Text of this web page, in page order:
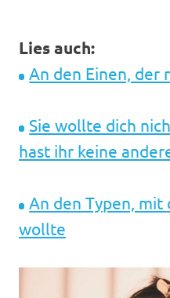
Lies auch:
An den Einen, der
Sie wollte dich
hast ihr keine
An den Typen,
wollte